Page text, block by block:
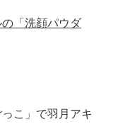
「洗顔パウダ
こ」で羽月アキ